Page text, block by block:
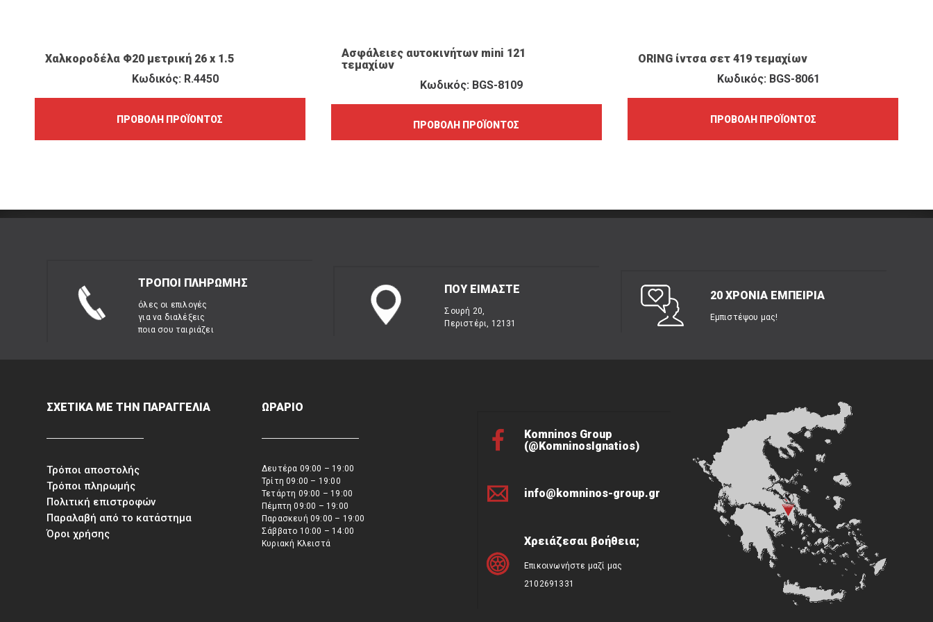
Χαλκοροδέλα Φ20 μετρική 26 x 1.5
Κωδικός: R.4450
ΠΡΟΒΟΛΉ ΠΡΟΪΌΝΤΟΣ
Ασφάλειες αυτοκινήτων mini 121
τεμαχίων
Κωδικός: BGS-8109
ΠΡΟΒΟΛΉ ΠΡΟΪΌΝΤΟΣ
ORING ίντσα σετ 419 τεμαχίων
Κωδικός: BGS-8061
ΠΡΟΒΟΛΉ ΠΡΟΪΌΝΤΟΣ
ΤΡΟΠΟΙ ΠΛΗΡΩΜΗΣ
όλες οι επιλογές
για να διαλέξεις
ποια σου ταιριάζει
ΠΟΥ ΕΙΜΑΣΤΕ
Σουρή 20,
Περιστέρι, 12131
20 ΧΡΟΝΙΑ ΕΜΠΕΙΡΙΑ
Εμπιστέψου μας!
ΣΧΕΤΙΚΑ ΜΕ ΤΗΝ ΠΑΡΑΓΓΕΛΙΑ
Τρόποι αποστολής
Τρόποι πληρωμής
Πολιτική επιστροφών
Παραλαβή από το κατάστημα
Όροι χρήσης
ΩΡΑΡΙΟ
Δευτέρα 09:00 – 19:00
Τρίτη 09:00 – 19:00
Τετάρτη 09:00 – 19:00
Πέμπτη 09:00 – 19:00
Παρασκευή 09:00 – 19:00
Σάββατο 10:00 – 14:00
Κυριακή Κλειστά
Komninos Group
(@KomninosIgnatios)
info@komninos-group.gr
Χρειάζεσαι βοήθεια;
Επικοινωνήστε μαζί μας
2102691331